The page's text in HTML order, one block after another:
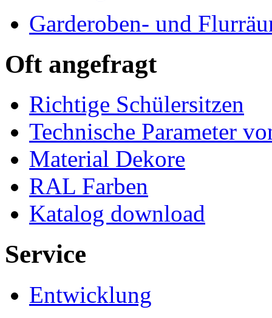
Garderoben- und
Oft angefragt
Richtige Schülersitzen
Technische Parameter
Material Dekore
RAL Farben
Katalog download
Service
Entwicklung